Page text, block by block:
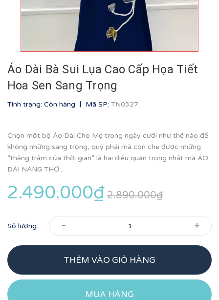
Áo Dài Bà Sui Lụa Cao Cấp Họa Tiết
Hoa Sen Sang Trọng
Tình trạng: Còn hàng | Mã SP: TN0327
Chọn một bộ Áo Dài Cho Mẹ trong ngày cưới như thế nào để
không những sang trọng, quý phái mà còn che được những
“thăng trầm của thời gian” là hai điều quan trọng nhất mà ÁO
DÀI NÀNG THƠ...
2.490.000₫ 2.890.000₫
Số lượng: - +
THÊM VÀO GIỎ HÀNG
MUA HÀNG